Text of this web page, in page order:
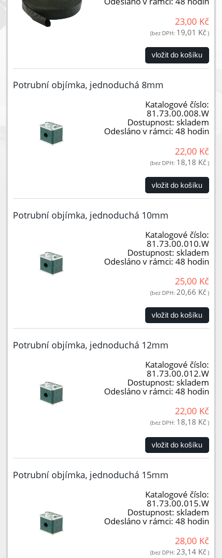
23,00 Kč
(bez DPH: 19,01 Kč )
vložit do košíku
Potrubní objímka, jednoduchá 8mm
Katalogové číslo:
81.73.00.008.W
Dostupnost: skladem
Odesláno v rámci: 48 hodin
22,00 Kč
(bez DPH: 18,18 Kč )
vložit do košíku
Potrubní objímka, jednoduchá 10mm
Katalogové číslo:
81.73.00.010.W
Dostupnost: skladem
Odesláno v rámci: 48 hodin
25,00 Kč
(bez DPH: 20,66 Kč )
vložit do košíku
Potrubní objímka, jednoduchá 12mm
Katalogové číslo:
81.73.00.012.W
Dostupnost: skladem
Odesláno v rámci: 48 hodin
22,00 Kč
(bez DPH: 18,18 Kč )
vložit do košíku
Potrubní objímka, jednoduchá 15mm
Katalogové číslo:
81.73.00.015.W
Dostupnost: skladem
Odesláno v rámci: 48 hodin
28,00 Kč
(bez DPH: 23,14 Kč )